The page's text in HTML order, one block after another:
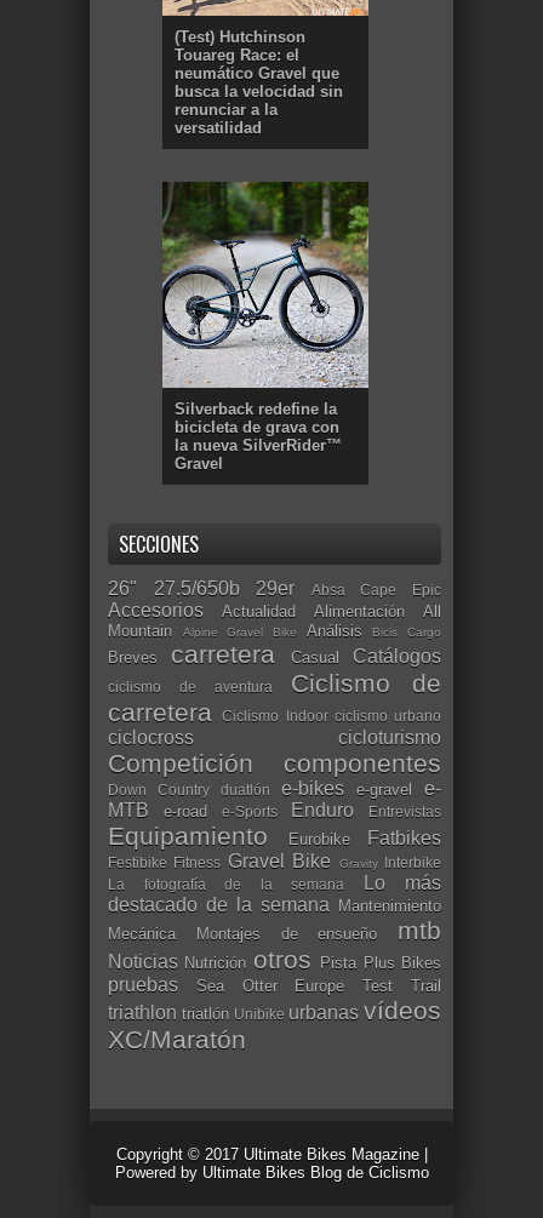
(Test) Hutchinson
Touareg Race: el
neumático Gravel que
busca la velocidad sin
renunciar a la
versatilidad
Silverback redefine la
bicicleta de grava con
la nueva SilverRider™
Gravel
SECCIONES
26" 27.5/650b 29er Absa Cape Epic
Accesorios Actualidad Alimentación
All
Mountain
Alpine Gravel Bike Análisis Bicis Cargo
Breves carretera Casual Catálogos
ciclismo de aventura
Ciclismo de
carretera
Ciclismo Indoor ciclismo urbano
ciclocross cicloturismo
Competición componentes
Down Country duatlón e-bikes e-gravel
e-
MTB
e-road e-Sports Enduro Entrevistas
Equipamiento Eurobike Fatbikes
Festibike Fitness Gravel Bike Gravity Interbike
La fotografía de la semana
Lo más
destacado de la semana
Mantenimiento
Mecánica
Montajes de ensueño mtb
Noticias Nutrición otros Pista Plus Bikes
pruebas Sea Otter Europe Test Trail
triathlon triatlón Unibike urbanas vídeos
XC/Maratón
Copyright © 2017 Ultimate Bikes Magazine|
Powered by Ultimate Bikes Blog de Ciclismo